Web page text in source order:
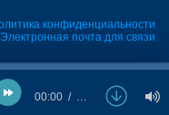
конфиденциальности
Электронная почта для связи
00:00 …